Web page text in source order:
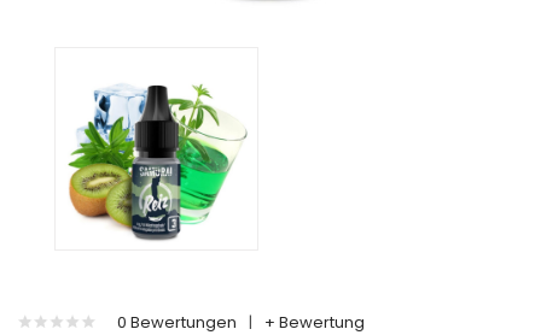
0 Bewertungen | + Bewertung